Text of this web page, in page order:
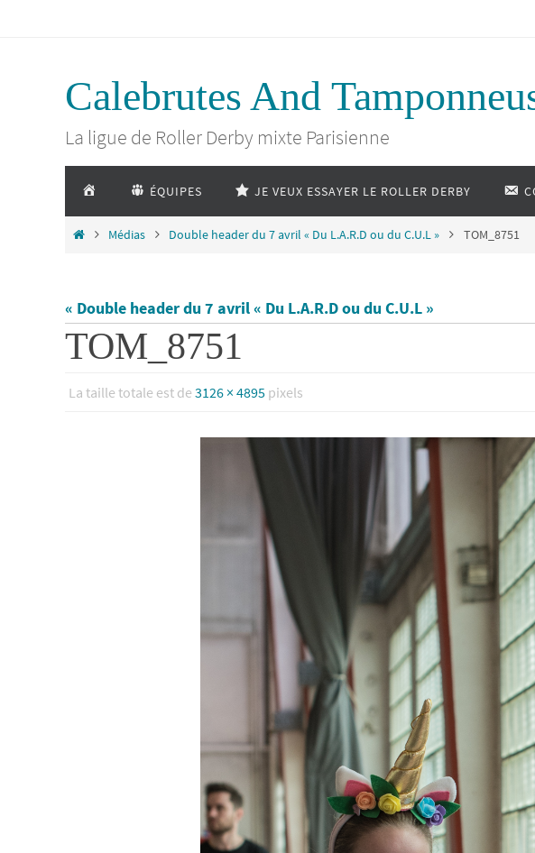
Calebrutes And
La ligue de Roller Derby mixte Parisienne
vers
le
contenu
ACCUEIL ÉQUIPES JE VEUX ESSAYER LE ROLLER DERBY
HomeMédias Double header du 7 avril « Du L.A.R.D ou du C.U.L » TOM_8751
« Double header du 7 avril « Du L.A.R.D ou du C.U.L »
TOM_8751
La taille totale est de 3126 × 4895 pixels